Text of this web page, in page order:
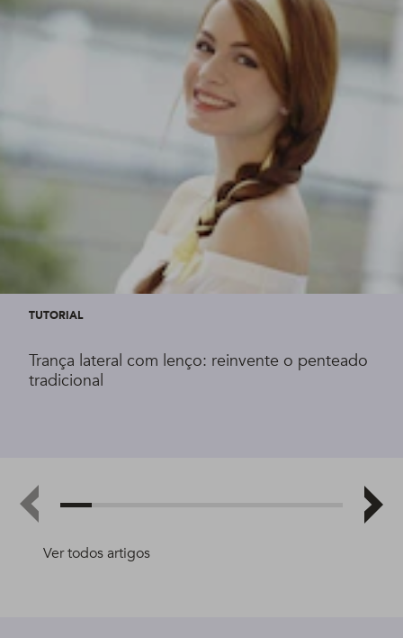
Ver todos artigos
TUTORIAL
Trança lateral com lenço: reinvente o penteado
tradicional